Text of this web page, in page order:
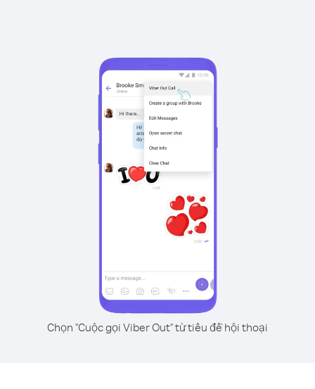
Chọn "Cuộc gọi Viber Out" từ tiêu đề hội thoại